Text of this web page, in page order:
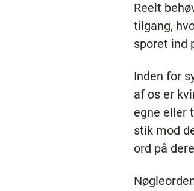
Reelt
tilgang,
sporet ind
Inden for
af os er
egne eller
stik mod
ord på